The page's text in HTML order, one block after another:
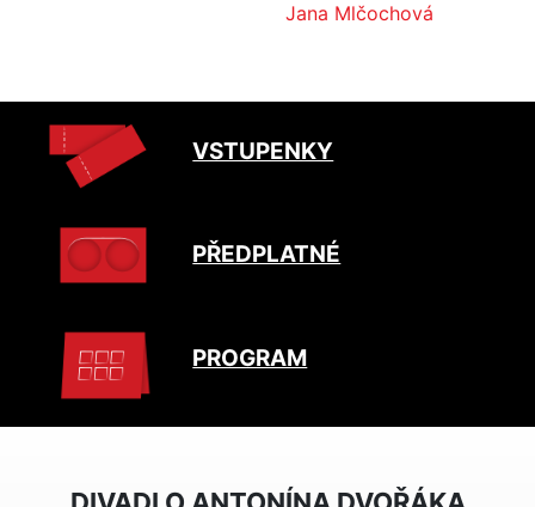
Jana Mlčochová
VSTUPENKY
PŘEDPLATNÉ
PROGRAM